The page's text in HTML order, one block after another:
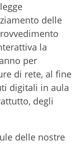
delle
la
per
di rete, al fine
digitali in aula
degli
delle nostre